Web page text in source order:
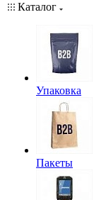
Каталог
Упаковка
Пакеты